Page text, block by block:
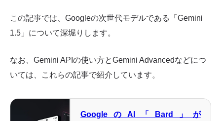
この記事では、Googleの次世代モデルである「Gemini
1.5」について深堀りします。
なお、Gemini APIの使い方とGemini Advancedなどにつ
いては、これらの記事で紹介しています。
GoogleのAI「Bard」が